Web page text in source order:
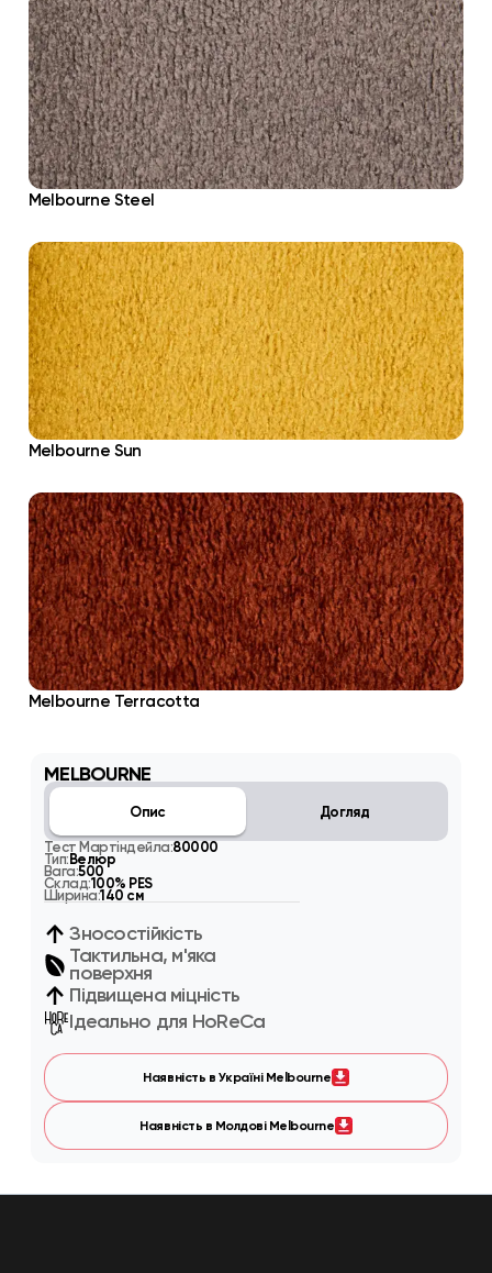
Melbourne Steel
Melbourne Sun
Melbourne Terracotta
MELBOURNE
Опис Догляд
Тест Мартіндейла:80000
Тип:Велюр
Вага:500
Склад:100% PES
Ширина:140 см
Зносостійкість
Тактильна, м'яка
поверхня
Підвищена міцність
Ідеально для HoReCa
Наявність в Україні Melbourne
Наявність в Молдові Melbourne